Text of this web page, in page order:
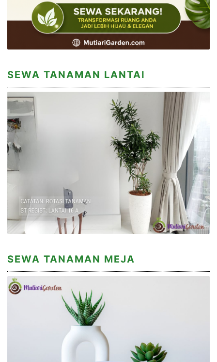
SEWA TANAMAN LANTAI
SEWA TANAMAN MEJA